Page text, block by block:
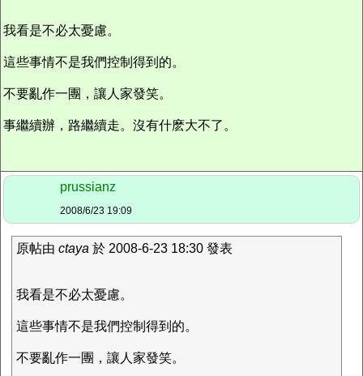
我看是不必太憂慮。
這些事情不是我們控制得到的。
不要亂作一團，讓人家發笑。
事繼續辦，路繼續走。沒有什麽大不了。
prussianz
2008/6/23 19:09
原帖由 ctaya 於 2008-6-23 18:30 發表
我看是不必太憂慮。
這些事情不是我們控制得到的。
不要亂作一團，讓人家發笑。